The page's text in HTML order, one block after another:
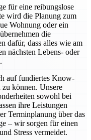
für eine reibungslose
wird die Planung zum
Wohnung oder ein
die
dafür, dass alles wie am
nächsten Lebens- oder
auf fundiertes Know-
können. Unsere
sowohl bei
ihre Leistungen
Terminplanung über das
– wir sorgen für einen
Stress vermeidet.